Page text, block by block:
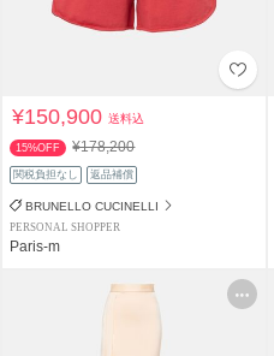
¥150,900送料込
15%OFF ¥178,200
関税負担なし 返品補償
BRUNELLO CUCINELLI
PERSONAL SHOPPER
Paris-m